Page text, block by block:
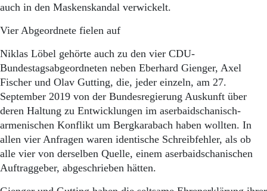
auch in den Maskenskandal verwickelt.
Vier Abgeordnete fielen auf
Niklas Löbel gehörte auch zu den vier CDU-
Bundestagsabgeordneten neben Eberhard Gienger, Axel
Fischer und Olav Gutting, die, jeder einzeln, am 27.
September 2019 von der Bundesregierung Auskunft über
deren Haltung zu Entwicklungen im aserbaidschanisch-
armenischen Konflikt um Bergkarabach haben wollten. In
allen vier Anfragen waren identische Schreibfehler, als ob
alle vier von derselben Quelle, einem aserbaidschanischen
Auftraggeber, abgeschrieben hätten.